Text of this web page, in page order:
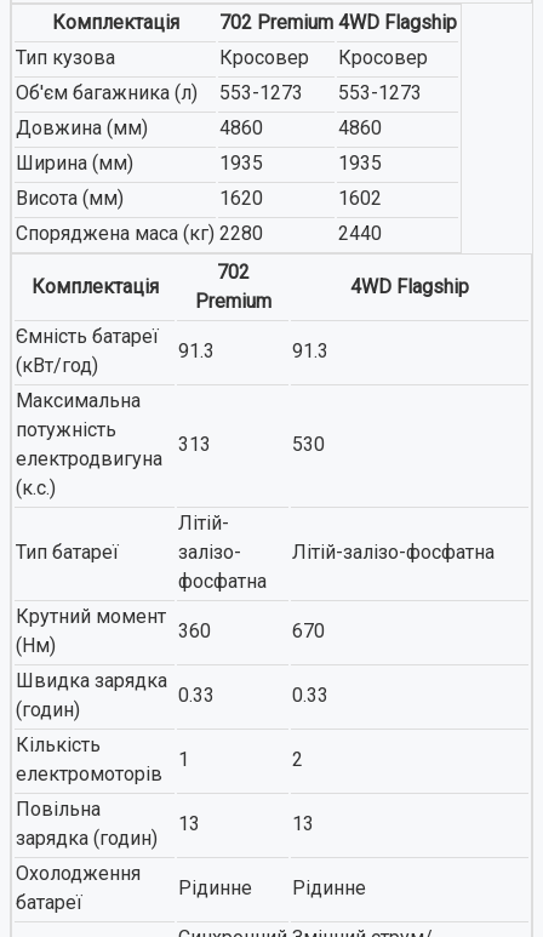
Комплектація 702 Premium 4WD Flagship
Тип кузова
Кросовер
Кросовер
Об'єм багажника (л)
553-1273
553-1273
Довжина (мм)
4860
4860
Ширина (мм)
1935
1935
Висота (мм)
1620
1602
Споряджена маса (кг) 2280 2440
Комплектація
702
Premium
4WD Flagship
Ємність батареї
(кВт/год)
91.3 91.3
Максимальна
потужність
електродвигуна
(к.с.)
313 530
Тип батареї
Літій-
залізо-
фосфатна
Літій-залізо-фосфатна
Крутний момент
(Нм)
360 670
Швидка зарядка
(годин)
0.33 0.33
Кількість
електромоторів
1 2
Повільна
зарядка (годин)
13 13
Охолодження
батареї
Рідинне Рідинне